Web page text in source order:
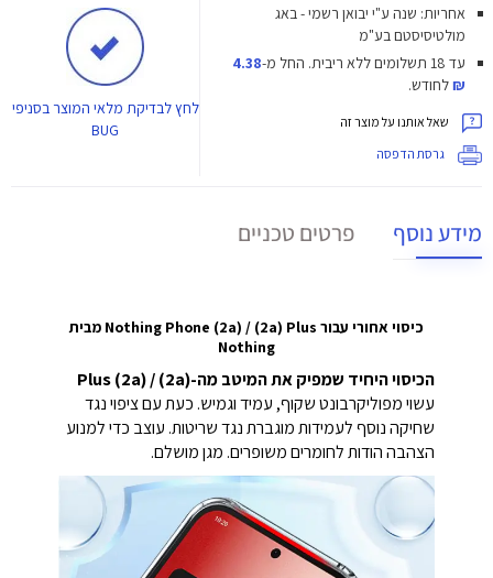
אחריות: שנה ע"י יבואן רשמי - באג
מולטיסיסטם בע"מ
עד 18 תשלומים ללא ריבית.
החל מ-4.38
₪לחודש.
שאל אותנו על מוצר זה
גרסת הדפסה
לחץלבדיקת מלאי המוצר בסניפי
BUG
מידע נוסף פרטים טכניים
כיסוי אחורי עבור Nothing Phone (2a) / (2a) Plus מבית
Nothing
הכיסוי היחיד שמפיק את המיטב מה-(2a) / (2a) Plus
עשוי מפוליקרבונט שקוף, עמיד וגמיש. כעת עם ציפוי נגד
שחיקה נוסף לעמידות מוגברת נגד שריטות. עוצב כדי למנוע
הצהבה הודות לחומרים משופרים. מגן מושלם.